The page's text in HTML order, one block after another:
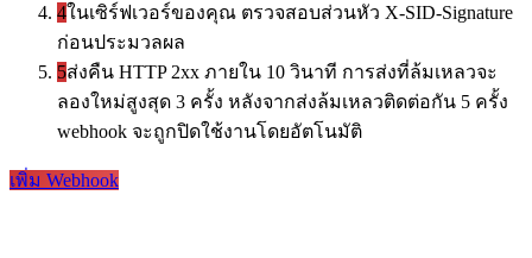
4ในเซิร์ฟเวอร์ของคุณ ตรวจสอบส่วนหัว X-SID-Signature
ก่อนประมวลผล
5ส่งคืน HTTP 2xx ภายใน 10 วินาที การส่งที่ล้มเหลวจะ
ลองใหม่สูงสุด 3 ครั้ง หลังจากส่งล้มเหลวติดต่อกัน 5 ครั้ง
webhook จะถูกปิดใช้งานโดยอัตโนมัติ
เพิ่ม Webhook